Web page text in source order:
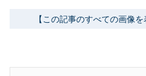
【この記事のすべての画像